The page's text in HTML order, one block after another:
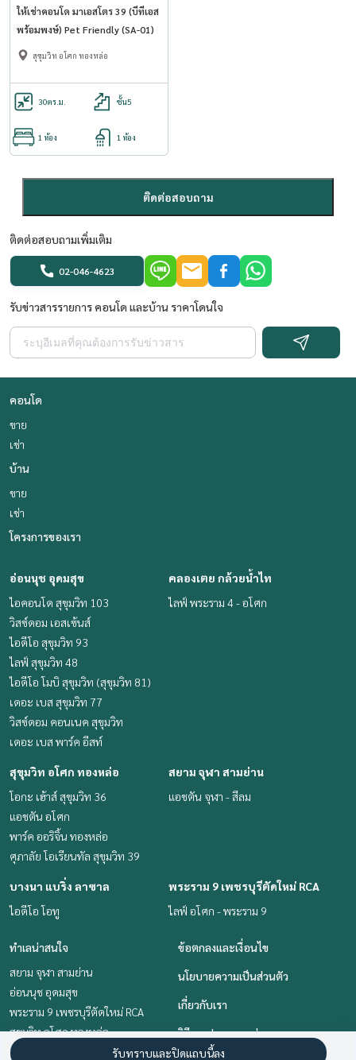
ให้เช่าคอนโด มาเอสโตร 39 (บีทีเอส
พร้อมพงษ์) Pet Friendly (SA-01)
สุขุมวิท อโศก ทองหล่อ
30ตร.ม. ชั้น5
1 ห้อง 1 ห้อง
ติดต่อสอบถาม
ติดต่อสอบถามเพิ่มเติม
02-046-4623
รับข่าวสารรายการ คอนโด และบ้าน ราคาโดนใจ
คอนโด
ขาย
เช่า
บ้าน
ขาย
เช่า
โครงการของเรา
อ่อนนุช อุดมสุข
ไอคอนโด สุขุมวิท 103
วิสซ์ดอม เอสเซ้นส์
ไอดีโอ สุขุมวิท 93
ไลฟ์ สุขุมวิท 48
ไอดีโอ โมบิ สุขุมวิท (สุขุมวิท 81)
เดอะ เบส สุขุมวิท 77
วิสซ์ดอม คอนเนค สุขุมวิท
เดอะ เบส พาร์ค อีสท์
คลองเตย กล้วยน้ำไท
ไลฟ์ พระราม 4 - อโศก
สุขุมวิท อโศก ทองหล่อ
โอกะ เฮ้าส์ สุขุมวิท 36
แอชตัน อโศก
พาร์ค ออริจิ้น ทองหล่อ
ศุภาลัย โอเรียนทัล สุขุมวิท 39
สยาม จุฬา สามย่าน
แอชตัน จุฬา - สีลม
บางนา แบริ่ง ลาซาล
ไอดีโอ โอทู
พระราม 9 เพชรบุรีตัดใหม่ RCA
ไลฟ์ อโศก - พระราม 9
ทำเลน่าสนใจ
สยาม จุฬา สามย่าน
อ่อนนุช อุดมสุข
พระราม 9 เพชรบุรีตัดใหม่ RCA
สุขุมวิท อโศก ทองหล่อ
คลองเตย กล้วยน้ำไท
ข้อตกลงและเงื่อนไข
นโยบายความเป็นส่วนตัว
เกี่ยวกับเรา
วิธีการฝากขาย-เช่า
รับทราบและปิดแถบนี้ลง